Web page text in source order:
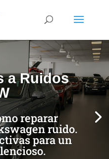
a Ruidos
reparar
ruido.
para un